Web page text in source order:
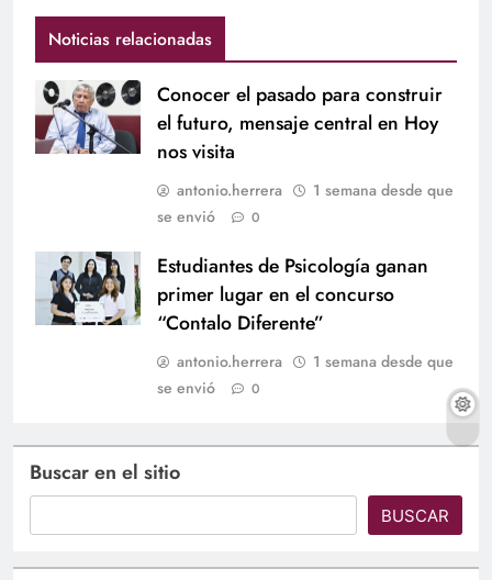
Noticias relacionadas
Conocer el pasado para construir
el futuro, mensaje central en Hoy
nos visita
antonio.herrera
1 semana desde que
se envió
0
Estudiantes de Psicología ganan
primer lugar en el concurso
“Contalo Diferente”
antonio.herrera
1 semana desde que
se envió
0
Buscar en el sitio
BUSCAR